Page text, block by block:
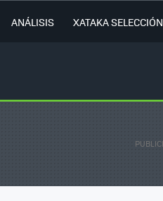
ANÁLISIS XATAKA SELECCIÓN